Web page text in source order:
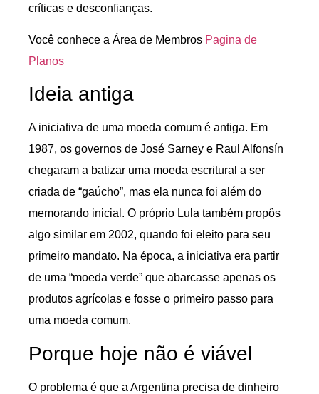
críticas e desconfianças.
Você conhece a Área de Membros Pagina de
Planos
Ideia antiga
A iniciativa de uma moeda comum é antiga. Em
1987, os governos de José Sarney e Raul Alfonsín
chegaram a batizar uma moeda escritural a ser
criada de “gaúcho”, mas ela nunca foi além do
memorando inicial. O próprio Lula também propôs
algo similar em 2002, quando foi eleito para seu
primeiro mandato. Na época, a iniciativa era partir
de uma “moeda verde” que abarcasse apenas os
produtos agrícolas e fosse o primeiro passo para
uma moeda comum.
Porque hoje não é viável
O problema é que a Argentina precisa de dinheiro